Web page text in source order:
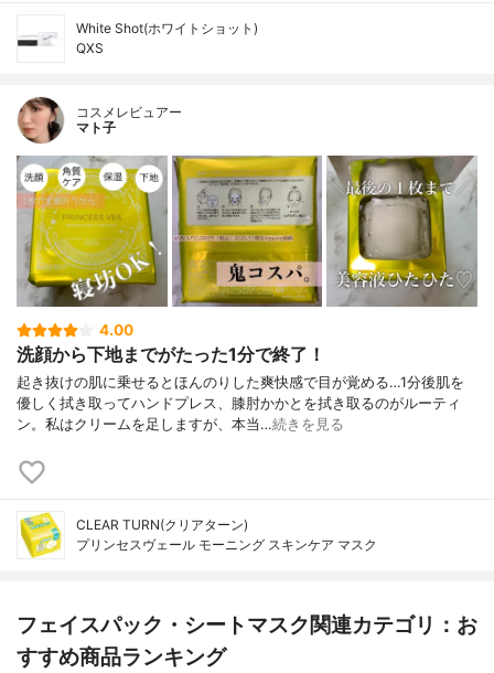
White Shot(ホワイトショット)
QXS
コスメレビュアー
マト子
4.00
洗顔から下地までがたった1分で終了！
起き抜けの肌に乗せるとほんのりした爽快感で目が覚める…1分後肌を
優しく拭き取ってハンドプレス、膝肘かかとを拭き取るのがルーティ
ン。私はクリームを足しますが、本当…続きを見る
CLEAR TURN(クリアターン)
プリンセスヴェール モーニング スキンケア マスク
フェイスパック・シートマスク関連カテゴリ：お
すすめ商品ランキング